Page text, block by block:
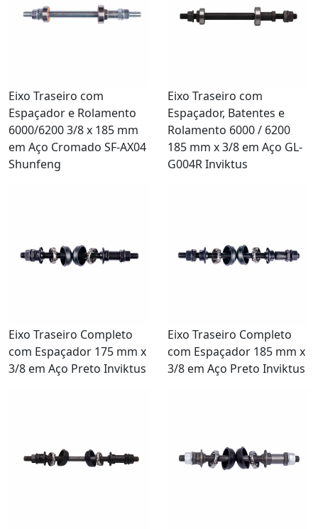
Eixo Traseiro com
Espaçador e Rolamento
6000/6200 3/8 x 185 mm
em Aço Cromado SF-AX04
Shunfeng
Eixo Traseiro com
Espaçador, Batentes e
Rolamento 6000 / 6200
185 mm x 3/8 em Aço GL-
G004R Inviktus
Eixo Traseiro Completo
com Espaçador 175 mm x
3/8 em Aço Preto Inviktus
Eixo Traseiro Completo
com Espaçador 185 mm x
3/8 em Aço Preto Inviktus